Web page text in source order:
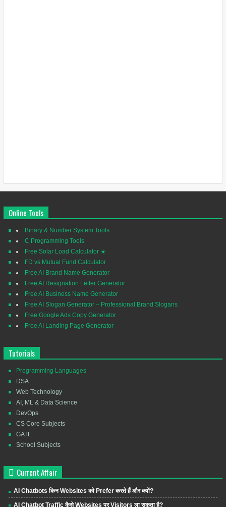
Online Tools
Binary & Number System Tools
C Programming Tools
Free Solar Load Calculator ☀️
FD vs Mutual Fund Calculator
Free AI Brand Name Generator
Free AI Resignation Letter Generator
Free AI Business Name Generator
Free AI Slogan Generator – Professional Brand Slogans
Free Google Ads Copy Generator
Free AI Landing Page Generator
Tutorials
Programming Languages
DSA
Web Technology
AI, ML & Data Science
DevOps
CS Core Subjects
GATE
School Subjects
Current Affair
AI Chatbots किन Websites को Prefer करते हैं और क्यों?
AI Chatbot Traffic कैसे Websites पर Visitors ला सकता है?